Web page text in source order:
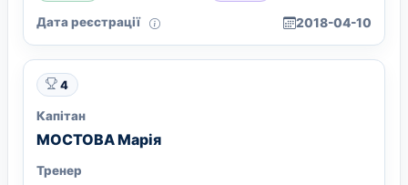
Дата реєстрації 2018-04-10
4
Капітан
МОСТОВА Марія
Тренер